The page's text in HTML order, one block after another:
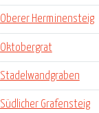
Oberer Herminensteig
Oktobergrat
Stadelwandgraben
Südlicher Grafensteig